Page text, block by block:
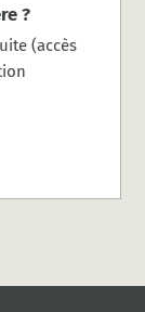
?
(accès